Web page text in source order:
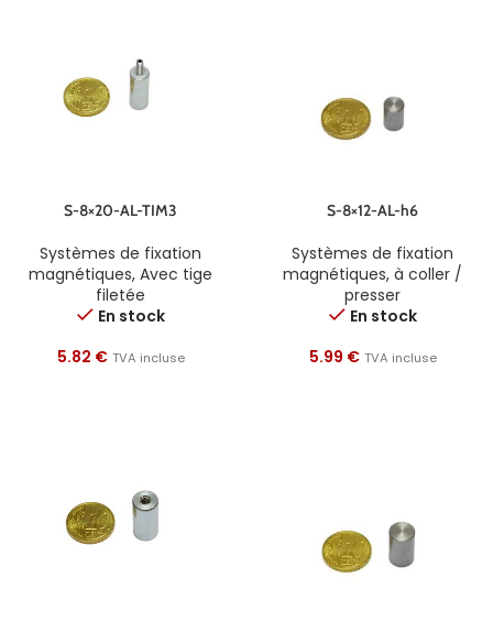
S-8×20-AL-TIM3
Systèmes de fixation
magnétiques, Avec tige
filetée
En stock
5.82 € TVA incluse
S-8×12-AL-h6
Systèmes de fixation
magnétiques, à coller /
presser
En stock
5.99 € TVA incluse